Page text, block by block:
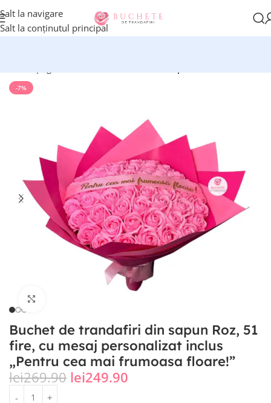
Salt la navigare
Salt la conținutul principal
-7%
Buchet de trandafiri din sapun Roz, 51
fire, cu mesaj personalizat inclus
„Pentru cea mai frumoasa floare!”
lei269.90 lei249.90